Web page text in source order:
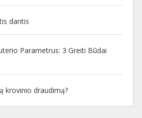
dantis
Parametrus: 3 Greiti Būdai
krovinio draudimą?